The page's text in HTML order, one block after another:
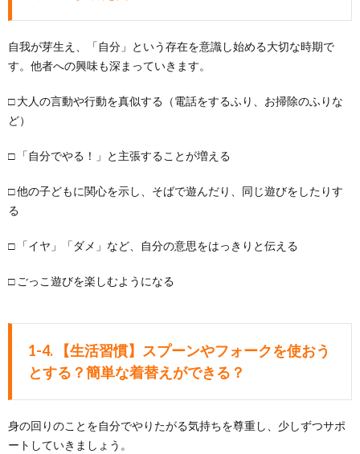
自我が芽生え、「自分」という存在を意識し始める大切な時期で
す。他者への興味も深まっていきます。
□ 大人の言動や行動を真似する（電話をするふり、お掃除のふりな
ど）
□ 「自分でやる！」と主張することが増える
□ 他の子どもに関心を示し、そばで遊んだり、同じ遊びをしたりす
る
□ 「イヤ」「ダメ」など、自分の意思をはっきりと伝える
□ ごっこ遊びを楽しむようになる
1-4. 【生活習慣】スプーンやフォークを使おう
とする？簡単な着替えができる？
身の回りのことを自分でやりたがる気持ちを尊重し、少しずつサポ
ートしていきましょう。